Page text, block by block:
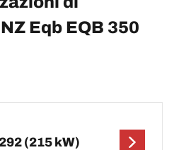
Eqb EQB 350
(215 kW)